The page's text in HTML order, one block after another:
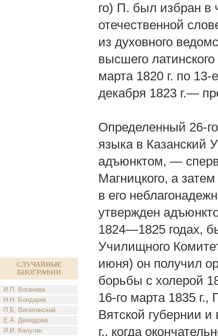
Случайные
биографии
И.П. Богачева
Н.Н. Бондарик
П.Б. Вигилянский
Е.А. Демидова
И.И. Калугин
го) П. был избран в
отечественной
из духовного
высшего
марта 1820 г. по
декабря 1823 г.—
Определенный 26-
языка в Казанский
адъюнктом, —
Магницкого, а
в его
утвержден
1824—1825 годах,
Училищного
июня) он получил
борьбы с холерой
16-го марта 1835
Вятской губернии
г., когда